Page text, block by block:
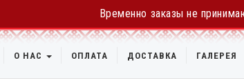
Временно заказы не
О НАС ОПЛАТА ДОСТАВКА ГАЛЕРЕЯ